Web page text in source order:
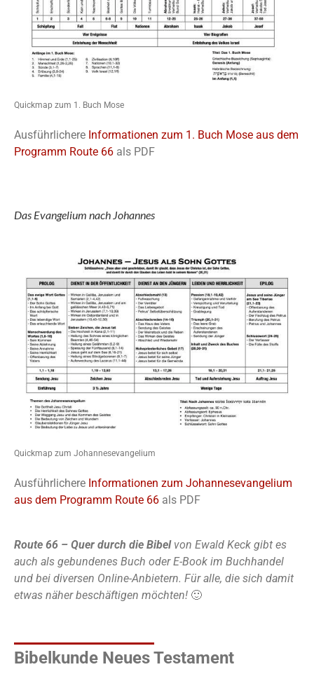
Quickmap zum 1. Buch Mose
Ausführlichere Informationen zum 1. Buch Mose aus dem
Programm Route 66 als PDF
Das Evangelium nach Johannes
Quickmap zum Johannesevangelium
Ausführlichere Informationen zum Johannesevangelium
aus dem Programm Route 66 als PDF
Route 66 – Quer durch die Bibel von Ewald Keck gibt es
auch als gebundenes Buch oder E-Book im Buchhandel
und bei diversen Online-Anbietern. Für alle, die sich damit
etwas näher beschäftigen möchten! 🙂
Bibelkunde Neues Testament